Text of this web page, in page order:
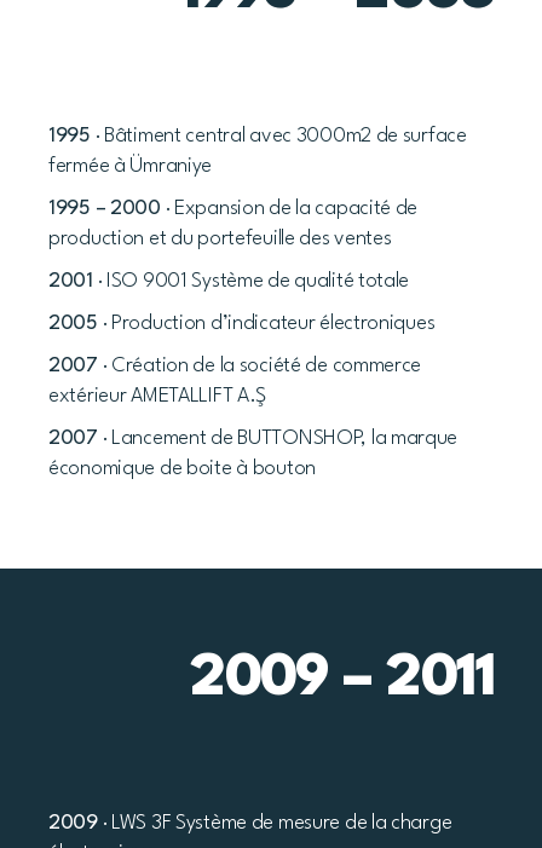
1995 · Bâtiment central avec 3000m2 de surface
fermée à Ümraniye
1995 – 2000 · Expansion de la capacité de
production et du portefeuille des ventes
2001 · ISO 9001 Système de qualité totale
2005 · Production d’indicateur électroniques
2007 · Création de la société de commerce
extérieur AMETALLIFT A.Ş
2007 · Lancement de BUTTONSHOP, la marque
économique de boite à bouton
2009 – 2011
2009· LWS 3F Système de mesure de la charge